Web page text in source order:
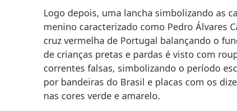
Logo depois, uma lancha simbolizando as
menino caracterizado como Pedro Álvares
cruz vermelha de Portugal balançando o
de crianças pretas e pardas é visto com
correntes falsas, simbolizando o período
por bandeiras do Brasil e placas com os
nas cores verde e amarelo.